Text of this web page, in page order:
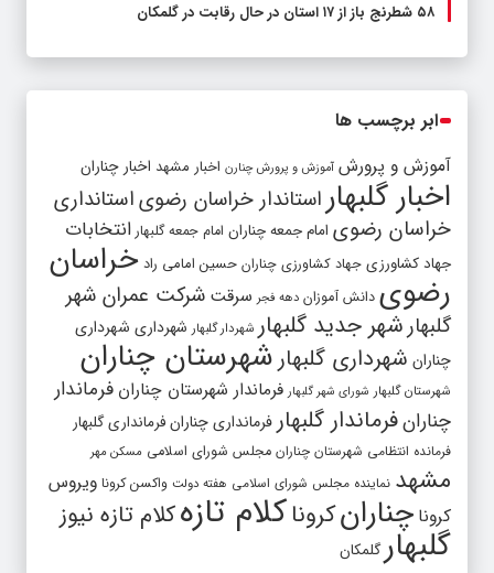
۵۸ شطرنج‌ باز از ۱۷ استان در حال رقابت در گلمکان
ابر برچسب ها
آموزش و پرورش آموزش و پرورش چنارن اخبار مشهد اخبار چناران
اخبار گلبهار استاندار خراسان رضویاستانداری
خراسان رضوی امام جمعه چناران امام جمعه گلبهار انتخابات
جهاد کشاورزی جهاد کشاورزی چناران حسین امامی راد خراسان
رضوی دانش آموزان دهه فجر سرقت شرکت عمران شهر
گلبهارشهر جدید گلبهار شهردار گلبهار شهرداری شهرداری
چناران شهرداری گلبهارشهرستان چناران
شهرستان گلبهار شورای شهر گلبهار فرماندار شهرستان چناران فرماندار
چنارانفرماندار گلبهار فرمانداری چنارانفرمانداری گلبهار
فرمانده انتظامی شهرستان چناران مجلس شورای اسلامی مسکن مهر
مشهد نماینده مجلس شورای اسلامی هفته دولت واکسن کرونا ویروس
کرونا چنارانکروناکلام تازهکلام تازه نیوز
گلبهارگلمکان